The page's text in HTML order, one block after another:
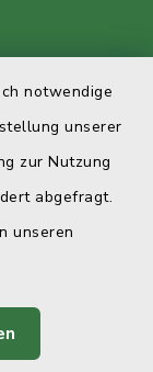
notwendige
unserer
zur Nutzung
abgefragt.
unseren